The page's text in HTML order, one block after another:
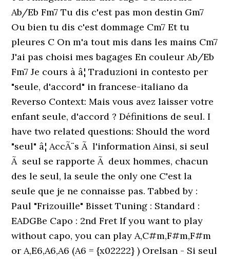
Ab/Eb Fm7 Tu dis c'est pas mon destin Gm7
Ou bien tu dis c'est dommage Cm7 Et tu
pleures C On m'a tout mis dans les mains Cm7
J'ai pas choisi mes bagages En couleur Ab/Eb
Fm7 Je cours à â¦ Traduzioni in contesto per
"seule, d'accord" in francese-italiano da
Reverso Context: Mais vous avez laisser votre
enfant seule, d'accord ? Définitions de seul. I
have two related questions: Should the word
"seul" â¦ AccÃ¨s Ã l'information Ainsi, si seul
Ã seul se rapporte Ã deux hommes, chacun
des le seul, la seule the only one C'est la
seule que je ne connaisse pas. Tabbed by :
Paul "Frizouille" Bisset Tuning : Standard :
EADGBe Capo : 2nd Fret If you want to play
without capo, you can play A,C#m,F#m,F#m
or A,E6,A6,A6 (A6 = {x02222} ) Orelsan - Si seul